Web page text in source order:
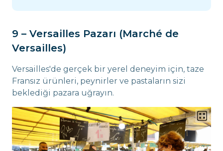
9 – Versailles Pazarı (Marché de
Versailles)
Versailles'de gerçek bir yerel deneyim için, taze
Fransız ürünleri, peynirler ve pastaların sizi
beklediği pazara uğrayın.